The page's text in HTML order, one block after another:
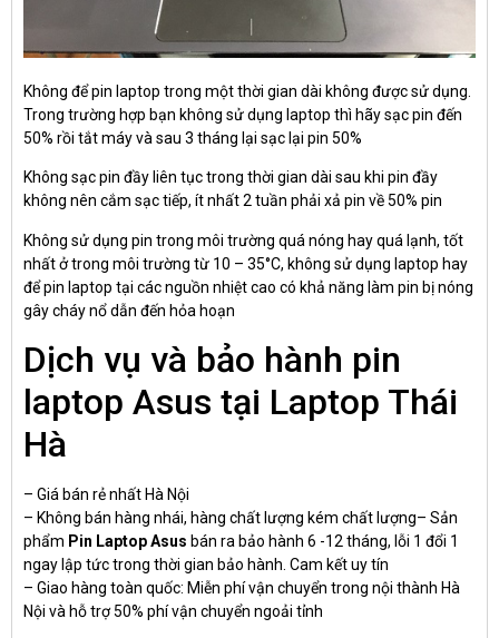
Không để pin laptop trong một thời gian dài không được sử dụng.
Trong trường hợp bạn không sử dụng laptop thì hãy sạc pin đến
50% rồi tắt máy và sau 3 tháng lại sạc lại pin 50%
Không sạc pin đầy liên tục trong thời gian dài sau khi pin đầy
không nên cắm sạc tiếp, ít nhất 2 tuần phải xả pin về 50% pin
Không sử dụng pin trong môi trường quá nóng hay quá lạnh, tốt
nhất ở trong môi trường từ 10 – 35°C, không sử dụng laptop hay
để pin laptop tại các nguồn nhiệt cao có khả năng làm pin bị nóng
gây cháy nổ dẫn đến hỏa hoạn
Dịch vụ và bảo hành pin
laptop Asus tại Laptop Thái
Hà
– Giá bán rẻ nhất Hà Nội
– Không bán hàng nhái, hàng chất lượng kém chất lượng– Sản
phẩm Pin Laptop Asus bán ra bảo hành 6 -12 tháng, lỗi 1 đổi 1
ngay lập tức trong thời gian bảo hành. Cam kết uy tín
– Giao hàng toàn quốc: Miễn phí vận chuyển trong nội thành Hà
Nội và hỗ trợ 50% phí vận chuyển ngoải tỉnh